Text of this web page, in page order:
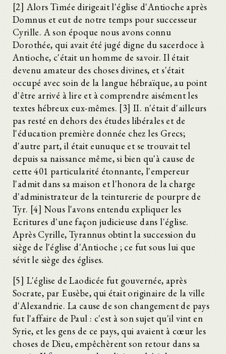
[2] Alors Timée dirigeait l'église d'Antioche après
Domnus et eut de notre temps pour successeur
Cyrille. A son époque nous avons connu
Dorothée, qui avait été jugé digne du sacerdoce à
Antioche, c'était un homme de savoir. Il était
devenu amateur des choses divines, et s'était
occupé avec soin de la langue hébraïque, au point
d'être arrivé à lire et à comprendre aisément les
textes hébreux eux-mêmes. [3] II. n'était d'ailleurs
pas resté en dehors des études libérales et de
l'éducation première donnée chez les Grecs;
d'autre part, il était eunuque et se trouvait tel
depuis sa naissance même, si bien qu'à cause de
cette 401 particularité étonnante, l'empereur
l'admit dans sa maison et l'honora de la charge
d'administrateur de la teinturerie de pourpre de
Tyr. [4] Nous l'avons entendu expliquer les
Ecritures d'une façon judicieuse dans l'église.
Après Cyrille, Tyrannus obtint la succession du
siège de l'église d'Antioche ; ce fut sous lui que
sévit le siège des églises.
[5] L'église de Laodicée fut gouvernée, après
Socrate, par Eusèbe, qui était originaire de la ville
d'Alexandrie. La cause de son changement de pays
fut l'affaire de Paul : c'est à son sujet qu'il vint en
Syrie, et les gens de ce pays, qui avaient à cœur les
choses de Dieu, empêchèrent son retour dans sa